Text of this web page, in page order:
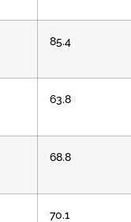
85.4
63.8
68.8
70.1